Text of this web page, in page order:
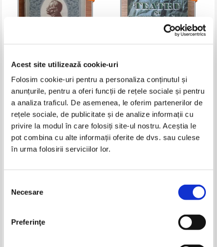
Acest site utilizează cookie-uri
Folosim cookie-uri pentru a personaliza conținutul și
anunțurile, pentru a oferi funcții de rețele sociale și pentru
a analiza traficul. De asemenea, le oferim partenerilor de
rețele sociale, de publicitate și de analize informații cu
privire la modul în care folosiți site-ul nostru. Aceștia le
pot combina cu alte informații oferite de dvs. sau culese
în urma folosirii serviciilor lor.
consimțământului
Necesare
Preferinţe
Ion Luca Caragiale - Oeuvres
choisies. Theatre
Pret:39,00Lei 15,60 Lei
Adaugă în coș
Ion Luca Caragiale - Teatru si
proza
Pret: 29,00Lei 11,60 Lei
Adaugă în coș